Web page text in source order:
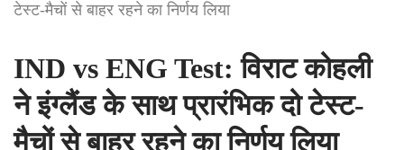
टेस्ट-मैचों से बाहर रहने का निर्णय लिया
IND vs ENG Test: विराट कोहली
ने इंग्लैंड के साथ प्रारंभिक दो टेस्ट-
मैचों से बाहर रहने का निर्णय लिया